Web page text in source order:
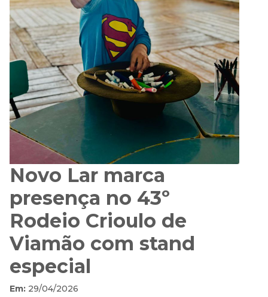
Novo Lar marca
presença no 43º
Rodeio Crioulo de
Viamão com stand
especial
Em: 29/04/2026